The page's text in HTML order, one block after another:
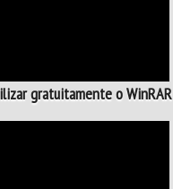
gratuitamente o WinRAR